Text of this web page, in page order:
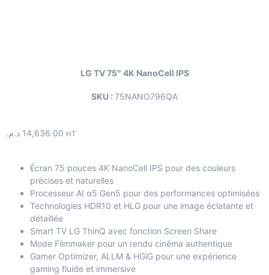
LG TV 75″ 4K NanoCell IPS
SKU : 75NANO796QA
14,636.00 د.م. HT
Écran 75 pouces 4K NanoCell IPS pour des couleurs
précises et naturelles
Processeur AI α5 Gen5 pour des performances optimisées
Technologies HDR10 et HLG pour une image éclatante et
détaillée
Smart TV LG ThinQ avec fonction Screen Share
Mode Filmmaker pour un rendu cinéma authentique
Gamer Optimizer, ALLM & HGiG pour une expérience
gaming fluide et immersive